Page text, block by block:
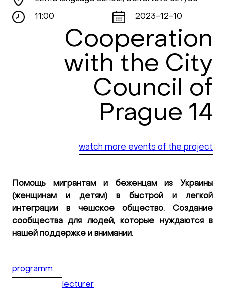
11:00 2023-12-10
Cooperation
with the City
Council of
Prague 14
watch more events of the project
Помощь мигрантам и беженцам из Украины
(женщинам и детям) в быстрой и легкой
интеграции в чешское общество. Создание
сообщества для людей, которые нуждаются в
нашей поддержке и внимании.
programm
lecturer